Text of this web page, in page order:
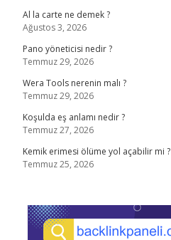
Al la carte ne demek ?
Ağustos 3, 2026
Pano yöneticisi nedir ?
Temmuz 29, 2026
Wera Tools nerenin malı ?
Temmuz 29, 2026
Koşulda eş anlamı nedir ?
Temmuz 27, 2026
Kemik erimesi ölüme yol açabilir mi ?
Temmuz 25, 2026